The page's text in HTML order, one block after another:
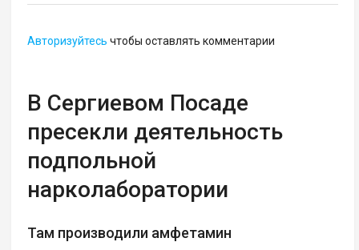
Авторизуйтесь чтобы оставлять комментарии
В Сергиевом Посаде
пресекли деятельность
подпольной
нарколаборатории
Там производили амфетамин